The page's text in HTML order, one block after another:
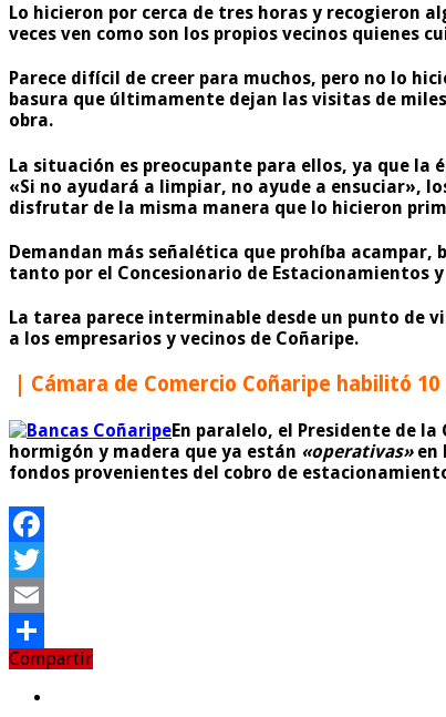
Lo hicieron por cerca de tres horas y recogieron
veces ven como son los propios vecinos quienes
Parece difícil de creer para muchos, pero no lo
basura que últimamente dejan las visitas de
obra.
La situación es preocupante para ellos, ya que la
«Si no ayudará a limpiar, no ayude a ensuciar»,
disfrutar de la misma manera que lo hicieron
Demandan más señalética que prohíba
tanto por el Concesionario de Estacionamientos
La tarea parece interminable desde un punto de
a los empresarios y vecinos de Coñaripe.
| Cámara de Comercio Coñaripe habilitó 10
En paralelo, el Presidente de
hormigón y madera que ya están «operativas»en
fondos provenientes del cobro de
Facebook
Twitter
Email
Compartir
Compartir